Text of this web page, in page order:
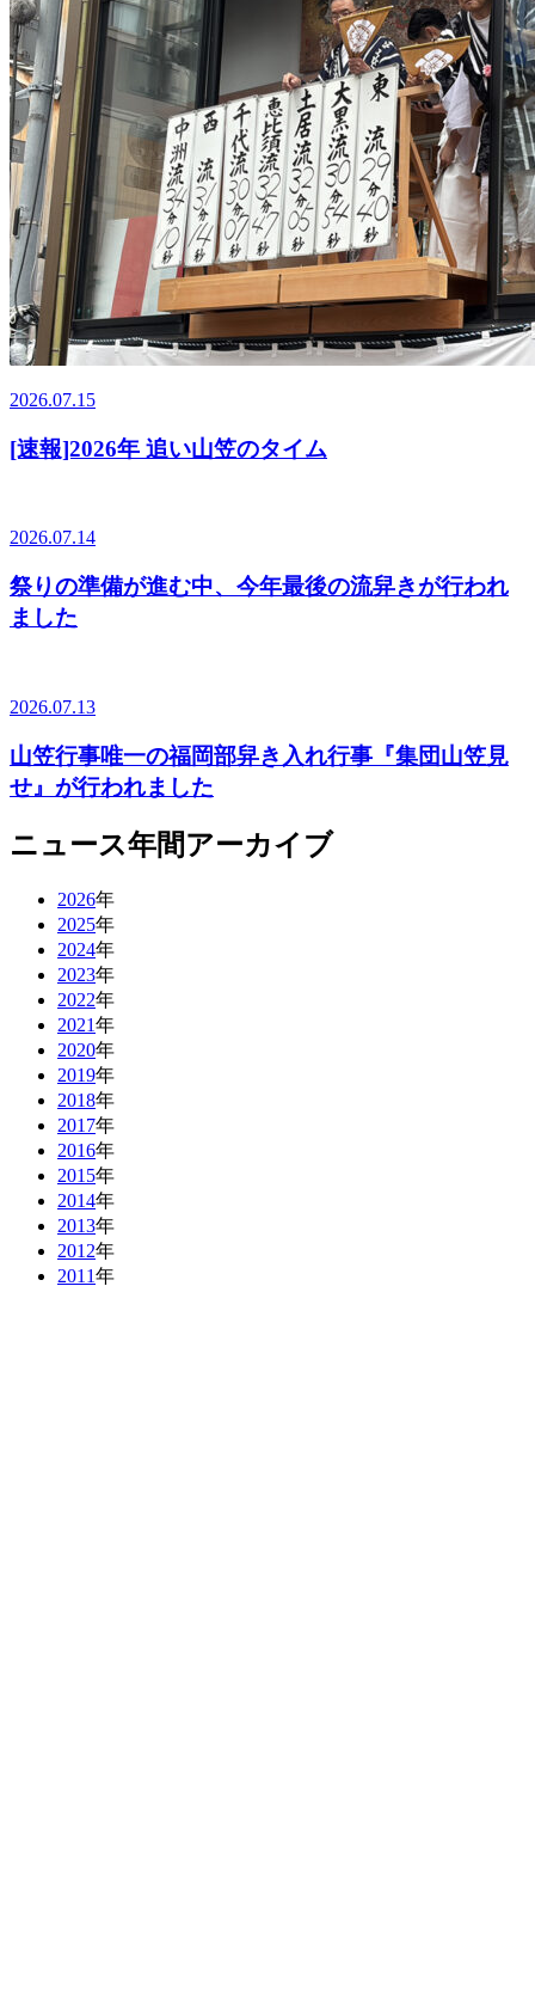
2026.07.15
[速報]2026年 追い山笠のタイム
2026.07.14
祭りの準備が進む中、今年最後の流舁きが行われ
ました
2026.07.13
山笠行事唯一の福岡部舁き入れ行事『集団山笠見
せ』が行われました
ニュース年間アーカイブ
2026年
2025年
2024年
2023年
2022年
2021年
2020年
2019年
2018年
2017年
2016年
2015年
2014年
2013年
2012年
2011年